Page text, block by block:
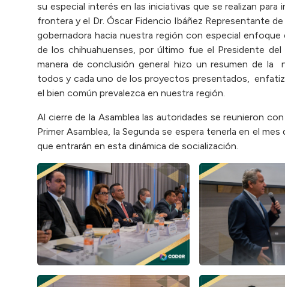
su especial interés en las iniciativas que se realizan
frontera y el Dr. Óscar Fidencio Ibáñez Representante
gobernadora hacia nuestra región con especial
de los chihuahuenses, por último fue el Presidente
manera de conclusión general hizo un resumen de la
todos y cada uno de los proyectos presentados,
el bien común prevalezca en nuestra región.
Al cierre de la Asamblea las autoridades se reunieron
Primer Asamblea, la Segunda se espera tenerla en el
que entrarán en esta dinámica de socialización.